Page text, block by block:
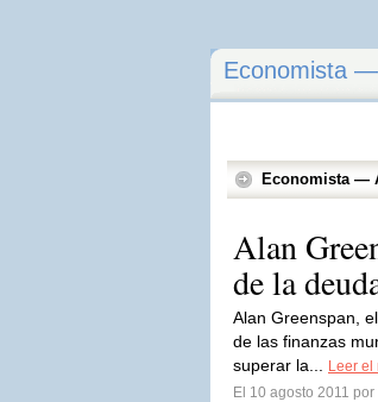
Economista
Economista —
Alan
de la
Alan Greenspan,
de las finanzas
superar la...
Leer el
El 10 agosto 2011 por